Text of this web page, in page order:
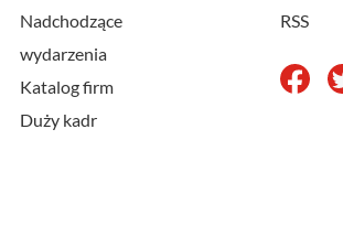
Nadchodzące
wydarzenia
Katalog firm
Duży kadr
RSS